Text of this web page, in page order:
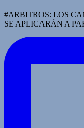
#ARBITROS: LOS
SE APLICARÁN A